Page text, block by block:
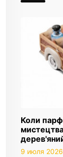
Коли
9 июля 2026